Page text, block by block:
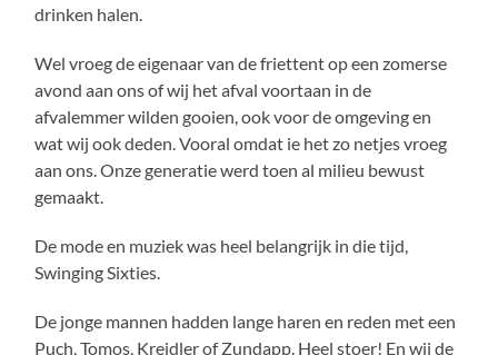
drinken halen.
Wel vroeg de eigenaar van de friettent op een zomerse
avond aan ons of wij het afval voortaan in de
afvalemmer wilden gooien, ook voor de omgeving en
wat wij ook deden. Vooral omdat ie het zo netjes vroeg
aan ons. Onze generatie werd toen al milieu bewust
gemaakt.
De mode en muziek was heel belangrijk in die tijd,
Swinging Sixties.
De jonge mannen hadden lange haren en reden met een
Puch, Tomos, Kreidler of Zundapp. Heel stoer! En wij de